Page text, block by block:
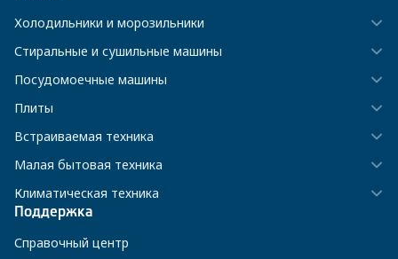
Холодильники и морозильники
Стиральные и сушильные машины
Посудомоечные машины
Плиты
Встраиваемая техника
Малая бытовая техника
Климатическая техника
Поддержка
Справочный центр